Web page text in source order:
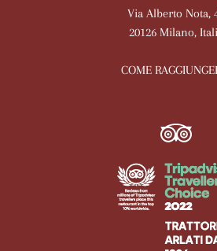
Via Alberto Nota,
20126 Milano,
COME